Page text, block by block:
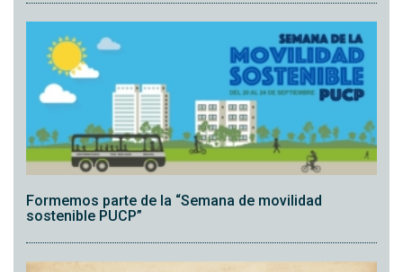
Formemos parte de la “Semana de movilidad
sostenible PUCP”